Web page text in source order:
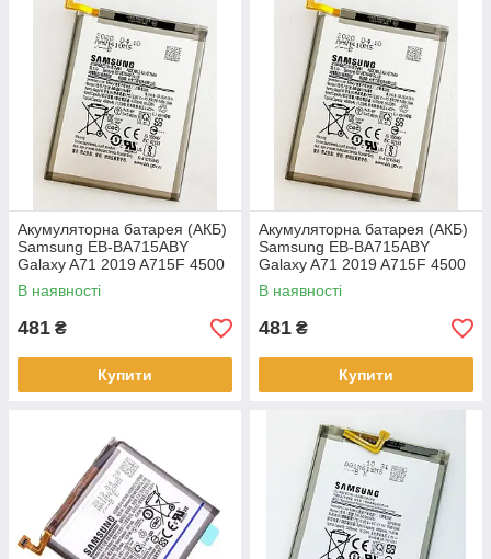
Акумуляторна батарея (АКБ)
Samsung EB-BA715ABY
Galaxy A71 2019 A715F 4500
mAh, оригінал
В наявності
481 ₴
Купити
Акумуляторна батарея (АКБ)
Samsung EB-BA715ABY
Galaxy A71 2019 A715F 4500
mAh,
В наявності
481 ₴
Купити